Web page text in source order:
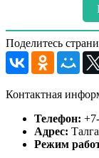
Поделитесь
Контактная
Телефон:
Адрес:
Режим